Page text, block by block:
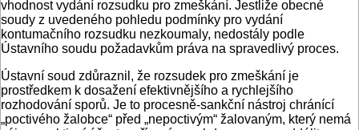
vhodnost vydání rozsudku pro zmeškání. Jestliže obecné
soudy z uvedeného pohledu podmínky pro vydání
kontumačního rozsudku nezkoumaly, nedostály podle
Ústavního soudu požadavkům práva na spravedlivý proces.
Ústavní soud zdůraznil, že rozsudek pro zmeškání je
prostředkem k dosažení efektivnějšího a rychlejšího
rozhodování sporů. Je to procesně-sankční nástroj chránící
„poctivého žalobce“ před „nepoctivým“ žalovaným, který nemá